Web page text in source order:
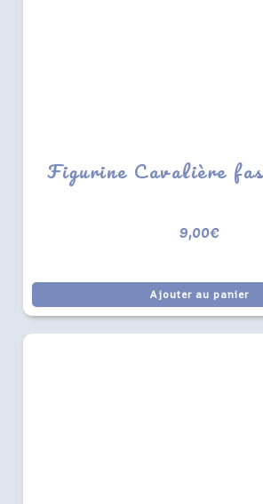
Figurine Cavalière
9,00€
Ajouter au panier